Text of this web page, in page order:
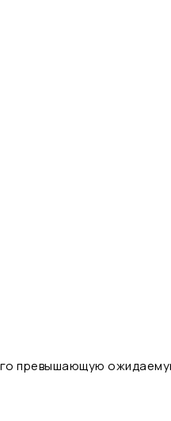
превышающую